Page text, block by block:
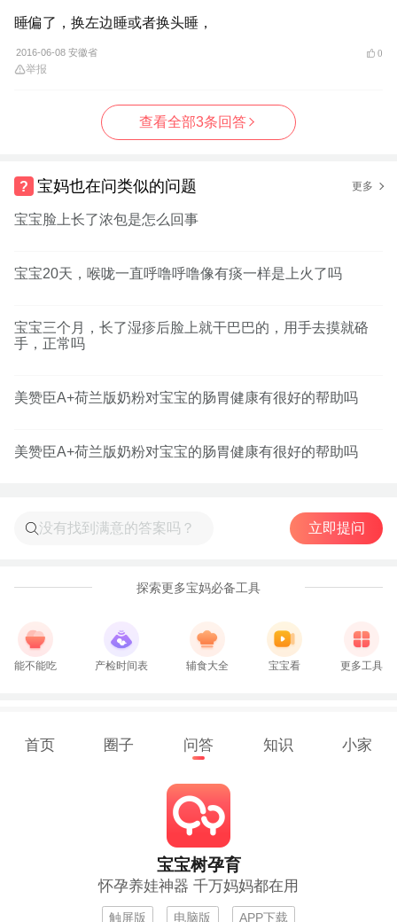
睡偏了，换左边睡或者换头睡，
2016-06-08 安徽省 0
举报
查看全部3条回答
宝妈也在问类似的问题 更多
宝宝脸上长了浓包是怎么回事
宝宝20天，喉咙一直呼噜呼噜像有痰一样是上火了吗
宝宝三个月，长了湿疹后脸上就干巴巴的，用手去摸就硌
手，正常吗
美赞臣A+荷兰版奶粉对宝宝的肠胃健康有很好的帮助吗
美赞臣A+荷兰版奶粉对宝宝的肠胃健康有很好的帮助吗
立即提问
探索更多宝妈必备工具
能不能吃 产检时间表 辅食大全 宝宝看 更多工具
首页 圈子 问答 知识 小家
宝宝树孕育
怀孕养娃神器 千万妈妈都在用
触屏版 电脑版 APP下载